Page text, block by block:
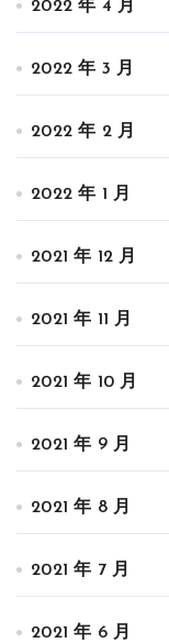
2022 年 4 月
2022 年 3 月
2022 年 2 月
2022 年 1 月
2021 年 12 月
2021 年 11 月
2021 年 10 月
2021 年 9 月
2021 年 8 月
2021 年 7 月
2021 年 6 月